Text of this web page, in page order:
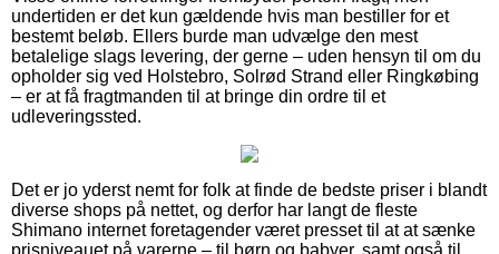
undertiden er det kun gældende hvis man bestiller for et
bestemt beløb. Ellers burde man udvælge den mest
betalelige slags levering, der gerne – uden hensyn til om du
opholder sig ved Holstebro, Solrød Strand eller Ringkøbing
– er at få fragtmanden til at bringe din ordre til et
udleveringssted.
Det er jo yderst nemt for folk at finde de bedste priser i blandt
diverse shops på nettet, og derfor har langt de fleste
Shimano internet foretagender været presset til at at sænke
prisniveauet på varerne – til børn og babyer, samt også til